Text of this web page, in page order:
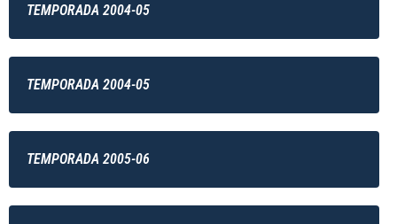
TEMPORADA 2004-05
TEMPORADA 2004-05
TEMPORADA 2005-06